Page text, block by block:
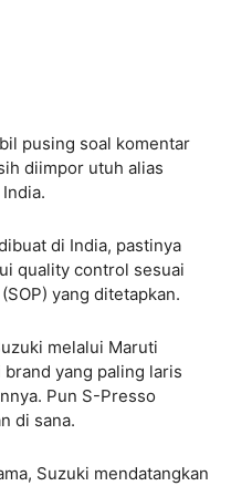
pusing soal komentar
diimpor utuh alias
di India, pastinya
quality control sesuai
yang ditetapkan.
melalui Maruti
yang paling laris
Pun S-Presso
di sana.
Suzuki mendatangkan